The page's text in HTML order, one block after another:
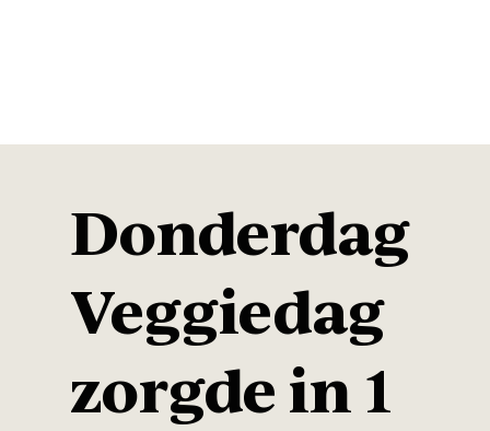
Donderdag
Veggiedag
zorgde in 1